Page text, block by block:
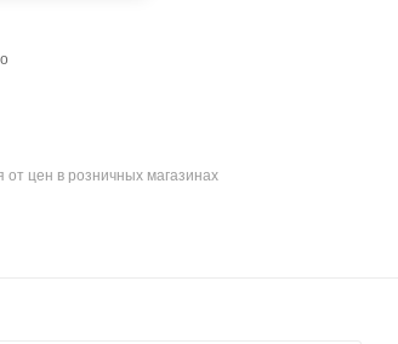
от цен в розничных магазинах